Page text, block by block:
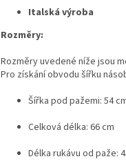
Italská výroba
Rozměry:
Rozměry uvedené níže jsou
Pro získání obvodu šířku
Šířka pod pažemi: 54
Celková délka: 66 cm
Délka rukávu od paže: